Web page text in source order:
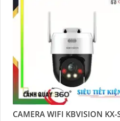
CAMERA WIFI KBVISION KX-